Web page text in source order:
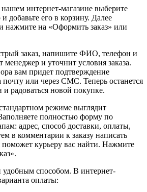
интернет-магазине выберите
добавьте его в корзину. Далее
нажмите на «Оформить заказ» или
заказ, напишите ФИО, телефон и
менеджер и уточнит условия заказа.
вам придет подтверждение
почту или через СМС. Теперь останется
и радоваться новой покупке.
режиме выглядит
полностью форму по
адрес, способ доставки, оплаты,
в комментарии к заказу написать
курьеру вас найти. Нажмите
удобным способом. В интернет-
оплаты: